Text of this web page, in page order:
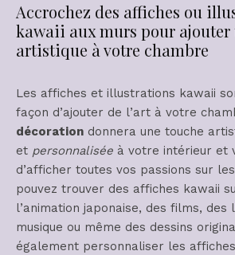
Accrochez des affiches ou
kawaii aux murs pour ajouter
artistique à votre chambre
Les affiches et illustrations kawaii
façon d’ajouter de l’art à votre
décoration donnera une touche
et personnalisée à votre intérieur et
d’afficher toutes vos passions sur
pouvez trouver des affiches kawaii
l’animation japonaise, des films, des
musique ou même des dessins
également personnaliser les